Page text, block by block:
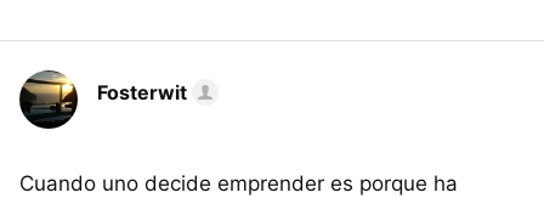
Fosterwit
Cuando uno decide emprender es porque ha